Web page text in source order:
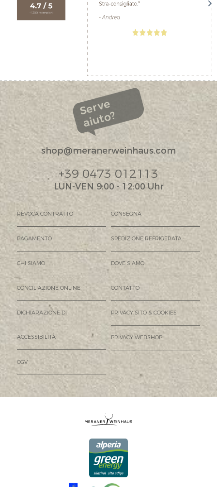
Serve
aiuto?
shop@meranerweinhaus.com
+39 0473 012113
LUN-VEN 9:00 - 12:00 Uhr
REVOCA CONTRATTO CONSEGNA
PAGAMENTO SPEDIZIONE REFRIGERATA
CHI SIAMO DOVE SIAMO
CONCILIAZIONE ONLINE CONTATTO
DICHIARAZIONE DI
ACCESSIBILITÀ
PRIVACY SITO & COOKIES
PRIVACY WEBSHOP
CGV